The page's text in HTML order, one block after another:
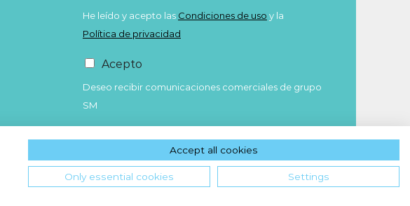
He leído y acepto las Condiciones de uso y la
Política de privacidad
Acepto
Deseo recibir comunicaciones comerciales de grupo
SM
Accept all cookies
Only essential cookies Settings